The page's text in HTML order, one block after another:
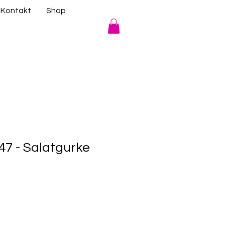
Kontakt Shop
- Salatgurke